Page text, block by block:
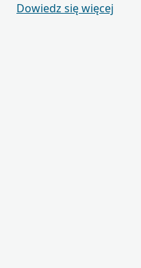
Dowiedz się więcej